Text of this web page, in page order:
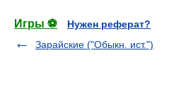
Игры ⚽
Нужен реферат?
Зарайские ("Обыкн. ист.")